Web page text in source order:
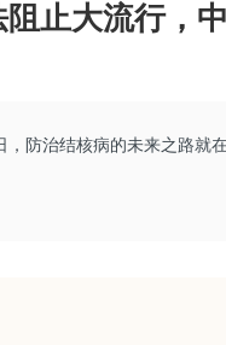
止大流行，
，防治结核病的未来之路就